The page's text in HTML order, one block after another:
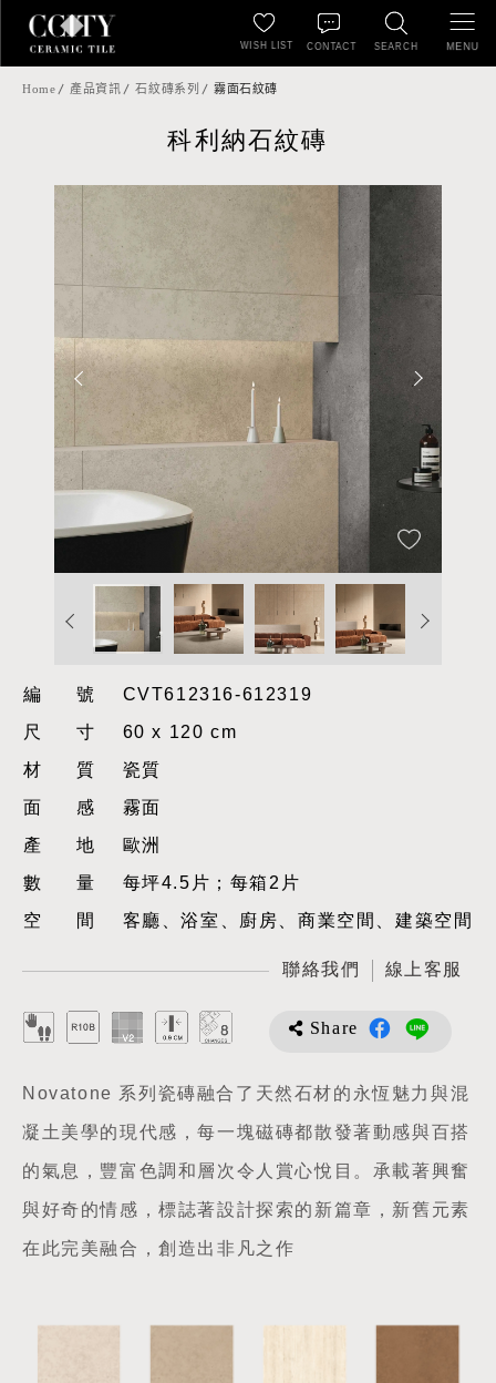
SEARCH
WISH LIST CONTACT MENU
Home 產品資訊 石紋磚系列 霧面石紋磚
科利納石紋磚
編號CVT612316-612319
尺寸60 x 120 cm
材質瓷質
面感霧面
產地歐洲
數量每坪4.5片；每箱2片
空間客廳、浴室、廚房、商業空間、建築空間
聯絡我們 線上客服
Share
Novatone 系列瓷磚融合了天然石材的永恆魅力與混
凝土美學的現代感，每一塊磁磚都散發著動感與百搭
的氣息，豐富色調和層次令人賞心悅目。承載著興奮
與好奇的情感，標誌著設計探索的新篇章，新舊元素
在此完美融合，創造出非凡之作